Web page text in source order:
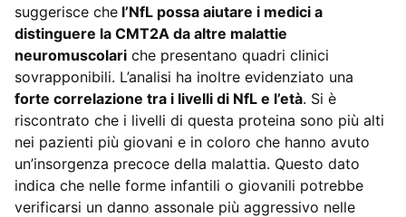
suggerisce che l’NfL possa aiutare i medici a
distinguere la CMT2A da altre malattie
neuromuscolari che presentano quadri clinici
sovrapponibili. L’analisi ha inoltre evidenziato una
forte correlazione tra i livelli di NfL e l’età. Si è
riscontrato che i livelli di questa proteina sono più alti
nei pazienti più giovani e in coloro che hanno avuto
un’insorgenza precoce della malattia. Questo dato
indica che nelle forme infantili o giovanili potrebbe
verificarsi un danno assonale più aggressivo nelle